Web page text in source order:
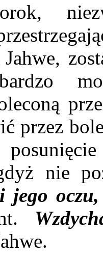
przez
nie
jego oczu,